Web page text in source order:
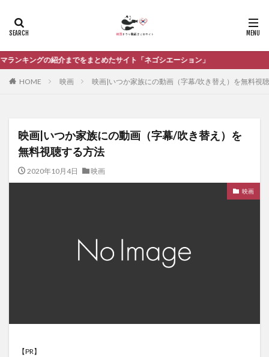
とめたサイト「ネゴシエーション」
HOME 映画 映画|いつか家族にの動画（字幕/吹き替え）を無料視
映画|いつか家族にの動画（字幕/吹き替え）を
無料視聴する方法
2020年10月4日 映画
映画
【PR】